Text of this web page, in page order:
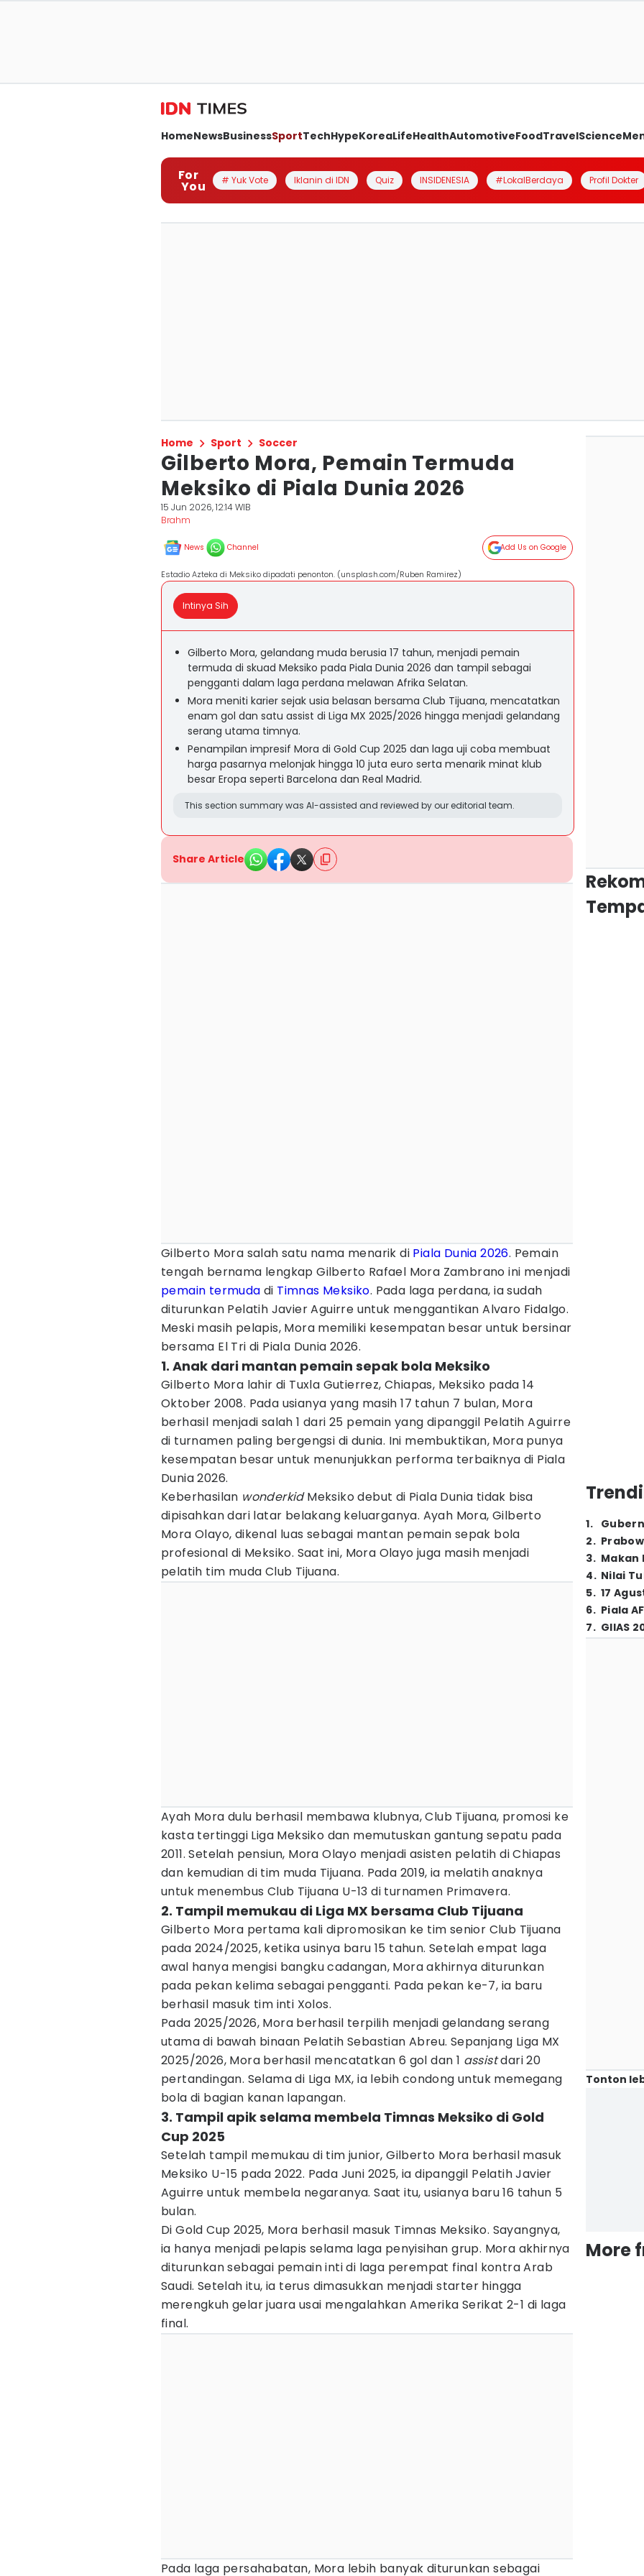
HomeNewsBusinessSportTechHypeKoreaLifeHealthAutomotiveFoodTravelScience
For
You # Yuk Vote Iklanin di IDN Quiz INSIDENESIA #LokalBerdaya Profil Dokter
Home Sport Soccer
Gilberto Mora, Pemain Termuda
Meksiko di Piala Dunia 2026
15 Jun 2026, 12:14 WIB
Brahm
News Channel Add Us on Google
Estadio Azteka di Meksiko dipadati penonton. (unsplash.com/Ruben Ramirez)
Intinya Sih
Gilberto Mora, gelandang muda berusia 17 tahun, menjadi pemain
termuda di skuad Meksiko pada Piala Dunia 2026 dan tampil sebagai
pengganti dalam laga perdana melawan Afrika Selatan.
Mora meniti karier sejak usia belasan bersama Club Tijuana, mencatatkan
enam gol dan satu assist di Liga MX 2025/2026 hingga menjadi gelandang
serang utama timnya.
Penampilan impresif Mora di Gold Cup 2025 dan laga uji coba membuat
harga pasarnya melonjak hingga 10 juta euro serta menarik minat klub
besar Eropa seperti Barcelona dan Real Madrid.
This section summary was AI-assisted and reviewed by our editorial team.
Share Article
Gilberto Mora salah satu nama menarik di Piala Dunia 2026. Pemain
tengah bernama lengkap Gilberto Rafael Mora Zambrano ini menjadi
pemain termuda di Timnas Meksiko. Pada laga perdana, ia sudah
diturunkan Pelatih Javier Aguirre untuk menggantikan Alvaro Fidalgo.
Meski masih pelapis, Mora memiliki kesempatan besar untuk bersinar
bersama El Tri di Piala Dunia 2026.
1. Anak dari mantan pemain sepak bola Meksiko
Gilberto Mora lahir di Tuxla Gutierrez, Chiapas, Meksiko pada 14
Oktober 2008. Pada usianya yang masih 17 tahun 7 bulan, Mora
berhasil menjadi salah 1 dari 25 pemain yang dipanggil Pelatih Aguirre
di turnamen paling bergengsi di dunia. Ini membuktikan, Mora punya
kesempatan besar untuk menunjukkan performa terbaiknya di Piala
Dunia 2026.
Keberhasilan wonderkidMeksiko debut di Piala Dunia tidak bisa
dipisahkan dari latar belakang keluarganya. Ayah Mora, Gilberto
Mora Olayo, dikenal luas sebagai mantan pemain sepak bola
profesional di Meksiko. Saat ini, Mora Olayo juga masih menjadi
pelatih tim muda Club Tijuana.
Ayah Mora dulu berhasil membawa klubnya, Club Tijuana, promosi ke
kasta tertinggi Liga Meksiko dan memutuskan gantung sepatu pada
2011. Setelah pensiun, Mora Olayo menjadi asisten pelatih di Chiapas
dan kemudian di tim muda Tijuana. Pada 2019, ia melatih anaknya
untuk menembus Club Tijuana U-13 di turnamen Primavera.
2. Tampil memukau di Liga MX bersama Club Tijuana
Gilberto Mora pertama kali dipromosikan ke tim senior Club Tijuana
pada 2024/2025, ketika usinya baru 15 tahun. Setelah empat laga
awal hanya mengisi bangku cadangan, Mora akhirnya diturunkan
pada pekan kelima sebagai pengganti. Pada pekan ke-7, ia baru
berhasil masuk tim inti Xolos.
Pada 2025/2026, Mora berhasil terpilih menjadi gelandang serang
utama di bawah binaan Pelatih Sebastian Abreu. Sepanjang Liga MX
2025/2026, Mora berhasil mencatatkan 6 gol dan 1 assistdari 20
pertandingan. Selama di Liga MX, ia lebih condong untuk memegang
bola di bagian kanan lapangan.
3. Tampil apik selama membela Timnas Meksiko di Gold
Cup 2025
Setelah tampil memukau di tim junior, Gilberto Mora berhasil masuk
Meksiko U-15 pada 2022. Pada Juni 2025, ia dipanggil Pelatih Javier
Aguirre untuk membela negaranya. Saat itu, usianya baru 16 tahun 5
bulan.
Di Gold Cup 2025, Mora berhasil masuk Timnas Meksiko. Sayangnya,
ia hanya menjadi pelapis selama laga penyisihan grup. Mora akhirnya
diturunkan sebagai pemain inti di laga perempat final kontra Arab
Saudi. Setelah itu, ia terus dimasukkan menjadi starter hingga
merengkuh gelar juara usai mengalahkan Amerika Serikat 2-1 di laga
final.
Pada laga persahabatan, Mora lebih banyak diturunkan sebagai
1.
2.
3. Makan
4. Nilai
5. 17
6. Piala
7. GIIAS
Tonton
More